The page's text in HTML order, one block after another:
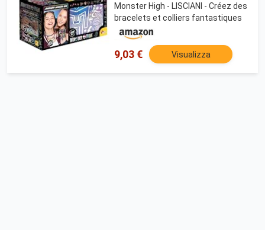
Monster High - LISCIANI - Créez des
bracelets et colliers fantastiques
9,03 € Visualizza